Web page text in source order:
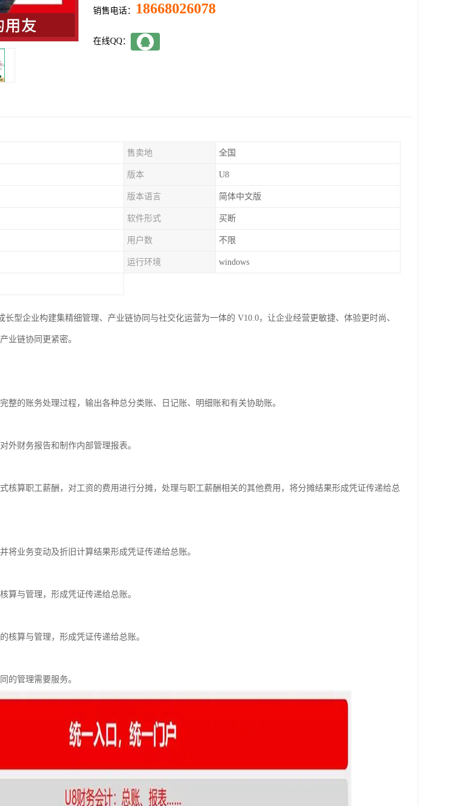
销售电话： 18668026078
在线QQ：
售卖地 全国
版本 U8
版本语言 简体中文版
软件形式 买断
用户数 不限
运行环境 windows
长型企业构建集精细管理、产业链协同与社交化运营为一体的 V10.0，让企业经营更敏捷、体验更时尚、
业链协同更紧密。
整的账务处理过程，输出各种总分类账、日记账、明细账和有关协助账。
外财务报告和制作内部管理报表。
核算职工薪酬，对工资的费用进行分摊，处理与职工薪酬相关的其他费用，将分摊结果形成凭证传递给总
将业务变动及折旧计算结果形成凭证传递给总账。
算与管理，形成凭证传递给总账。
核算与管理，形成凭证传递给总账。
的管理需要服务。